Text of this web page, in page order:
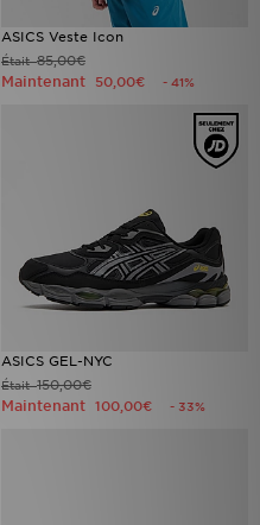
ASICS Veste Icon
Était85,00€
Maintenant 50,00€ - 41%
ASICS GEL-NYC
Était150,00€
Maintenant 100,00€ - 33%